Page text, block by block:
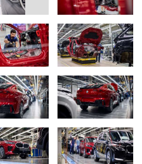
plant in Regensburg (01/2025)
е дигитализацията“, казва
на изкуствен
обработка на
както и при контрола на
или облачно